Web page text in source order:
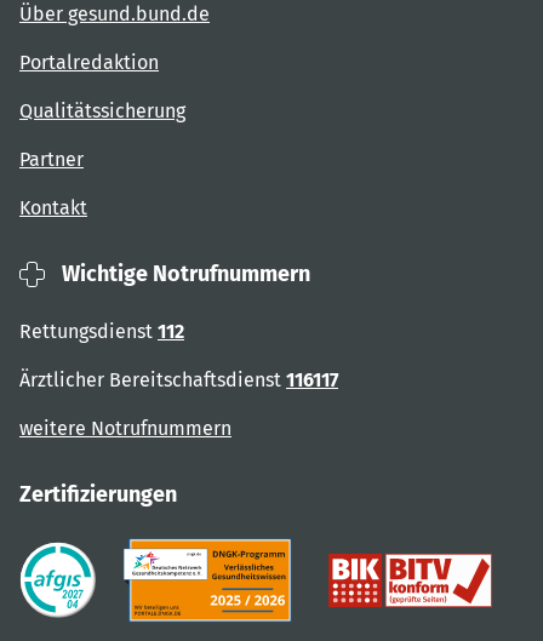
Über gesund.bund.de
Portalredaktion
Qualitätssicherung
Partner
Kontakt
Wichtige Notrufnummern
Rettungsdienst 112
Ärztlicher Bereitschaftsdienst 116117
weitere Notrufnummern
Zertifizierungen